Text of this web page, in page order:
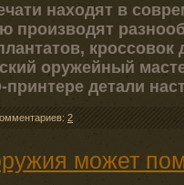
находят в
производят
кроссовок
оружейный
принтере детали
2
может